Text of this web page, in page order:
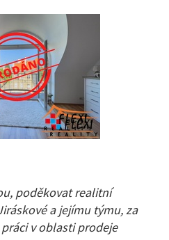
poděkovat realitní
a jejímu týmu, za
v oblasti prodeje